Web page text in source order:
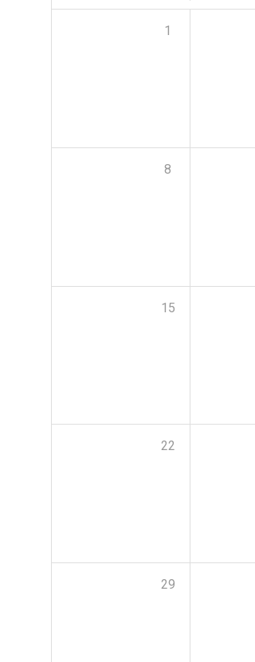
1
8
15
22
29